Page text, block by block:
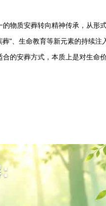
物质安葬转向精神传承，从形
"、生命教育等新元素的持续注
的安葬方式，本质上是对生命